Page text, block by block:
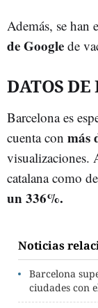
Además, se han
de Google de
DATOS DE
Barcelona es
cuenta con más
visualizaciones.
catalana como
un 336%.
Noticias
Barcelona
ciudades con